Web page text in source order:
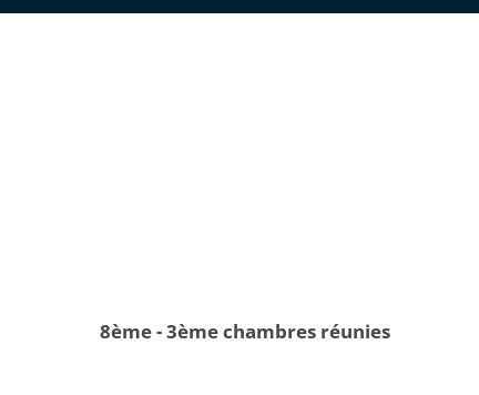
8ème - 3ème chambres réunies